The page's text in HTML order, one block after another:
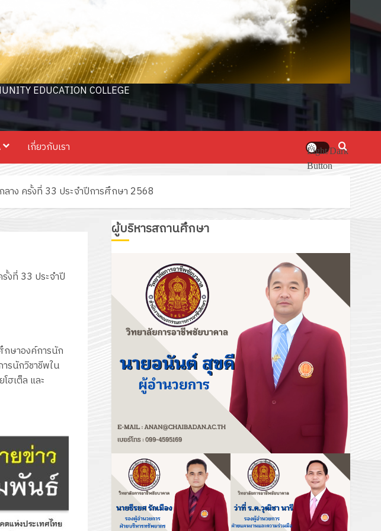
EDUCATION COLLEGE
เกี่ยวกับเรา
Light/Dark
Button
ลาง ครั้งที่ 33 ประจำปีการศึกษา 2568
งที่ 33 ประจำปี
กษาองค์การนัก
รนักวิชาชีพใน
ฮเต็ล และ
ผู้บริหารสถานศึกษา